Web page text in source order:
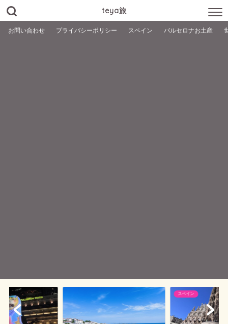
teya旅
お問い合わせ プライバシーポリシー スペイン バルセロナお土産
バルセロナお土産